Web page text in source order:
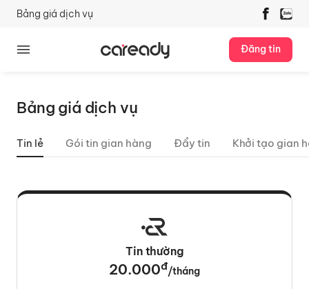
Bảng giá dịch vụ
Đăng tin
Bảng giá dịch vụ
Tin lẻ Gói tin gian hàng Đẩy tin Khởi tạo gian
Tin thường
20.000đ/tháng